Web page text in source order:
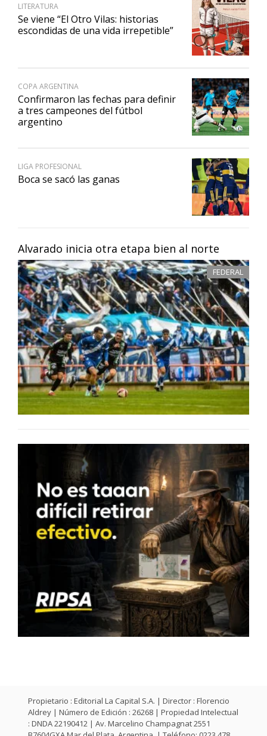
Alvarado inicia otra etapa bien al norte
FEDERAL
LITERATURA
Se viene “El Otro Vilas: historias
escondidas de una vida irrepetible”
COPA ARGENTINA
Confirmaron las fechas para definir
a tres campeones del fútbol
argentino
LIGA PROFESIONAL
Boca se sacó las ganas
Propietario : Editorial La Capital S.A. | Director : Florencio
Aldrey | Número de Edición : 26268 | Propiedad Intelectual
: DNDA 22190412 | Av. Marcelino Champagnat 2551